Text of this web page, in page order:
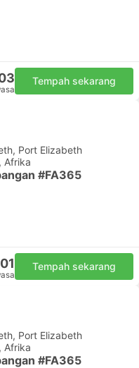
Tempah sekarang
Port Elizabeth
Afrika
#FA365
Tempah sekarang
Port Elizabeth
Afrika
#FA365